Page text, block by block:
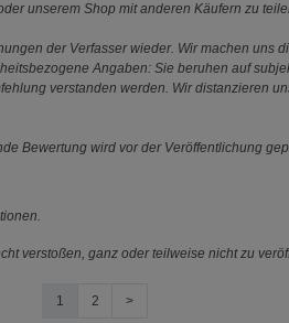
unserem Shop mit anderen Käufern zu
der Verfasser wieder. Wir machen uns
Angaben: Sie beruhen auf
verstanden werden. Wir distanzieren
Bewertung wird vor der Veröffentlichung
verstoßen, ganz oder teilweise nicht zu
1 2 >